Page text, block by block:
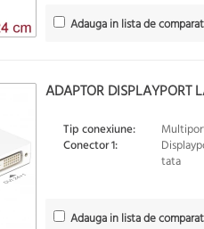
Adauga in lista de
ADAPTOR
Tip conexiune:
Conector 1:
tata
Adauga in lista de